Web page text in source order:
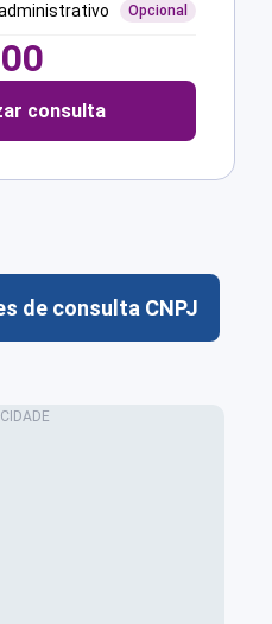
Opcional
consulta
de consulta CNPJ